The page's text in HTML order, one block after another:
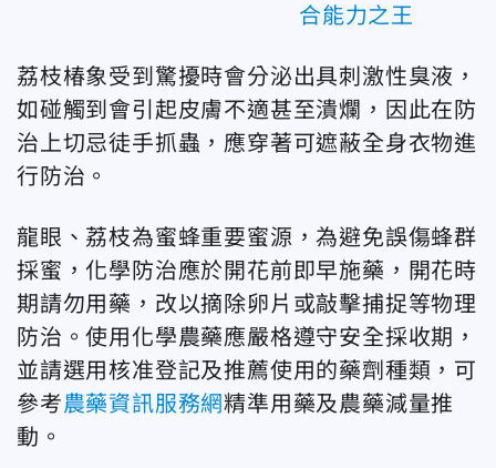
合能力之王
荔枝椿象受到驚擾時會分泌出具刺激性臭液，
如碰觸到會引起皮膚不適甚至潰爛，因此在防
治上切忌徒手抓蟲，應穿著可遮蔽全身衣物進
行防治。
龍眼、荔枝為蜜蜂重要蜜源，為避免誤傷蜂群
採蜜，化學防治應於開花前即早施藥，開花時
期請勿用藥，改以摘除卵片或敲擊捕捉等物理
防治。使用化學農藥應嚴格遵守安全採收期，
並請選用核准登記及推薦使用的藥劑種類，可
參考農藥資訊服務網精準用藥及農藥減量推
動。